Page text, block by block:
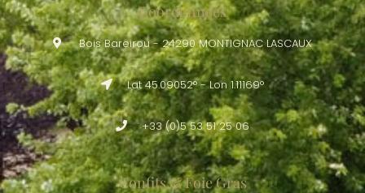
Coordonnées
Bois Bareirou - 24290 MONTIGNAC LASCAUX
Lat 45.09052° - Lon 1.11169°
+33 (0)5 53 51 25 06
Confits & Foie Gras